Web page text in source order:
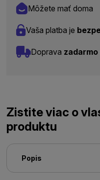
Môžete mať doma
Vaša platba je
Doprava zadarmo
Zistite viac o
produktu
Popis